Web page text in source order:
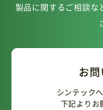
製品に関するご相談
お
シンテック
下記よりお